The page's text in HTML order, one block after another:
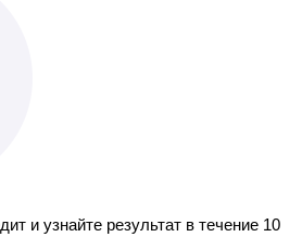
и узнайте результат в течение 10